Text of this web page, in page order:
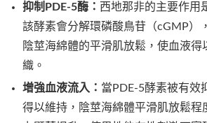
抑制PDE-5酶： 西地那非的主要作用
該酵素會分解環磷酸鳥苷（cGMP）
陰莖海綿體的平滑肌放鬆，使血液得
織。
增強血液流入： 當PDE-5酵素被有效
得以維持，陰莖海綿體平滑肌放鬆程